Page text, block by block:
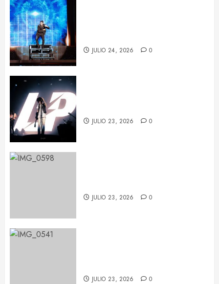
JULIO 24, 2026 0
JULIO 23, 2026 0
JULIO 23, 2026 0
JULIO 23, 2026 0